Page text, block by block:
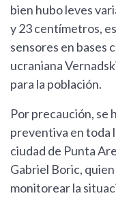
bien hubo leves
y 23 centímetros,
sensores en bases
ucraniana
para la población.
Por precaución, se
preventiva en toda
ciudad de Punta
Gabriel Boric,
monitorear la